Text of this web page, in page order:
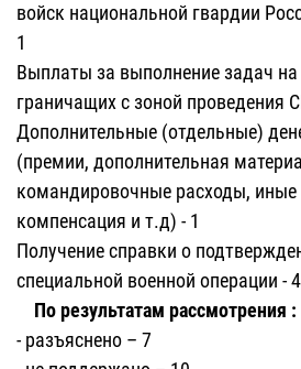
войск национальной гвардии
1
Выплаты за выполнение задач на
граничащих с зоной проведения
Дополнительные (отдельные)
(премии, дополнительная
командировочные расходы, иные
компенсация и т.д) - 1
Получение справки о
специальной военной операции - 4
По результатам рассмотрения :
- разъяснено – 7